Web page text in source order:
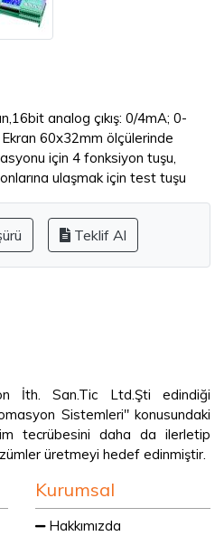
analog çıkış: 0/4mA; 0-
60x32mm ölçülerinde
için 4 fonksiyon tuşu,
ulaşmak için test tuşu
Teklif Al
İth. San.Tic Ltd.Şti edindiği
Sistemleri" konusundaki
tecrübesini daha da ilerletip
üretmeyi hedef edinmiştir.
Kurumsal
Hakkımızda